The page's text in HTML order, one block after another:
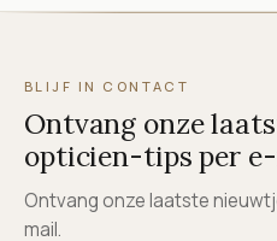
BLIJF IN CONTACT
Ontvang onze
opticien-tips per
Ontvang onze laatste
mail.